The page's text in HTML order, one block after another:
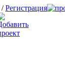
/Регистрация